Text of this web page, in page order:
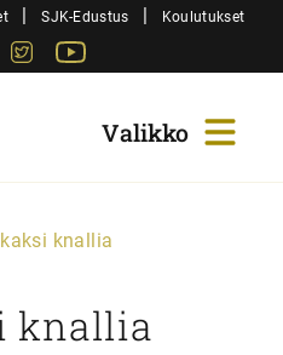
| SJK-Edustus | Koulutukset
Instagram
Twitter
knallia
knallia